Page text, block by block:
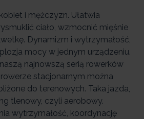
i mężczyzn. Ułatwia
ciało, wzmocnić mięśnie
Dynamizm i wytrzymałość,
mocy w jednym urządzeniu.
najnowszą serią rowerków
stacjonarnym można
do terenowych. Taka jazda,
tlenowy, czyli aerobowy.
wytrzymałość, koordynację